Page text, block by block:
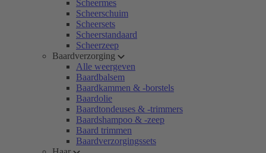
Scheermes
Scheerschuim
Scheersets
Scheerstandaard
Scheerzeep
Baardverzorging
Alle weergeven
Baardbalsem
Baardkammen & -borstels
Baardolie
Baardtondeuses & -trimmers
Baardshampoo & -zeep
Baard trimmen
Baardverzorgingssets